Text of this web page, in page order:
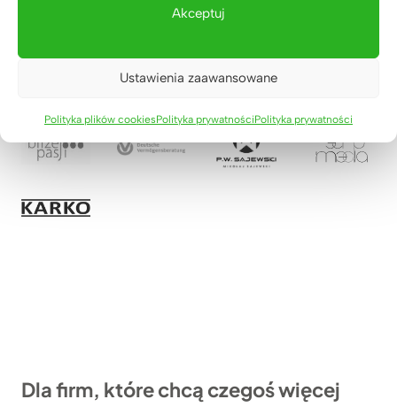
Akceptuj
Ustawienia zaawansowane
Polityka plików cookiesPolityka prywatnościPolityka prywatności
Dla firm, które chcą czegoś więcej